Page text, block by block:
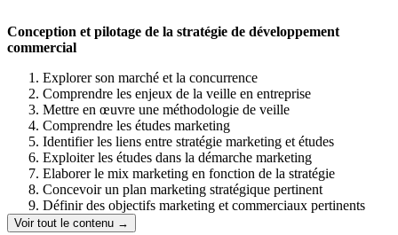
Conception et pilotage de la stratégie de développement
commercial
Explorer son marché et la concurrence
Comprendre les enjeux de la veille en entreprise
Mettre en œuvre une méthodologie de veille
Comprendre les études marketing
Identifier les liens entre stratégie marketing et études
Exploiter les études dans la démarche marketing
Elaborer le mix marketing en fonction de la stratégie
Concevoir un plan marketing stratégique pertinent
Définir des objectifs marketing et commerciaux pertinents
Structurer les étapes en fonction de la stratégie de l'entreprise
Voir tout le contenu →